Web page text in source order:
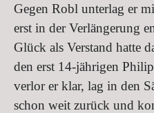
Gegen Robl unterlag er
erst in der Verlängerung
Glück als Verstand hatte
den erst 14-jährigen
verlor er klar, lag in den
schon weit zurück und